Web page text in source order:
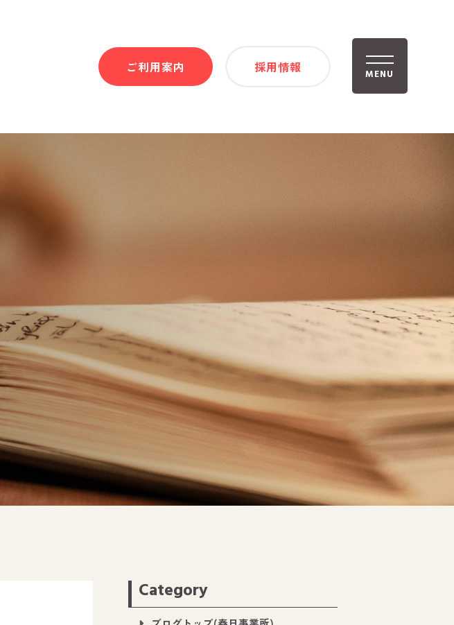
MENU
ご利用案内 採用情報
Category